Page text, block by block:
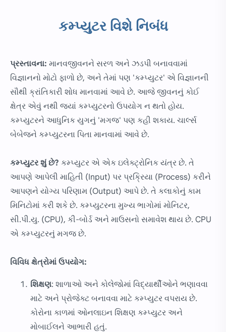
કમ્પ્યુટર વિશે નિબંધ
પ્રસ્તાવના: માનવજીવનને સરળ અને ઝડપી બનાવવામાં
વિજ્ઞાનનો મોટો ફાળો છે, અને તેમાં પણ 'કમ્પ્યુટર' એ વિજ્ઞાનની
સૌથી ક્રાંતિકારી શોધ માનવામાં આવે છે. આજે જીવનનું કોઈ
ક્ષેત્ર એવું નથી જ્યાં કમ્પ્યુટરનો ઉપયોગ ન થતો હોય.
કમ્પ્યુટરને આધુનિક યુગનું 'મગજ' પણ કહી શકાય. ચાર્લ્સ
બેબેજને કમ્પ્યુટરના પિતા માનવામાં આવે છે.
કમ્પ્યુટર શું છે? કમ્પ્યુટર એ એક ઇલેક્ટ્રોનિક યંત્ર છે. તે
આપણે આપેલી માહિતી (Input) પર પ્રક્રિયા (Process) કરીને
આપણને યોગ્ય પરિણામ (Output) આપે છે. તે કલાકોનું કામ
મિનિટોમાં કરી શકે છે. કમ્પ્યુટરના મુખ્ય ભાગોમાં મોનિટર,
સી.પી.યુ. (CPU), કી-બોર્ડ અને માઉસનો સમાવેશ થાય છે. CPU
એ કમ્પ્યુટરનું મગજ છે.
વિવિધ ક્ષેત્રોમાં ઉપયોગ:
શિક્ષણ: શાળાઓ અને કોલેજોમાં વિદ્યાર્થીઓને ભણાવવા
માટે અને પ્રોજેક્ટ બનાવવા માટે કમ્પ્યુટર વપરાય છે.
કોરોના કાળમાં ઓનલાઇન શિક્ષણ કમ્પ્યુટર અને
મોબાઈલને આભારી હતું.